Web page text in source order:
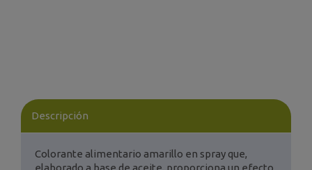
Descripción
Colorante alimentario amarillo en spray que,
elaborado a base de aceite, proporciona un efecto